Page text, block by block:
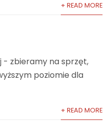
+ READ MORE
- zbieramy na sprzęt,
poziomie dla
+ READ MORE